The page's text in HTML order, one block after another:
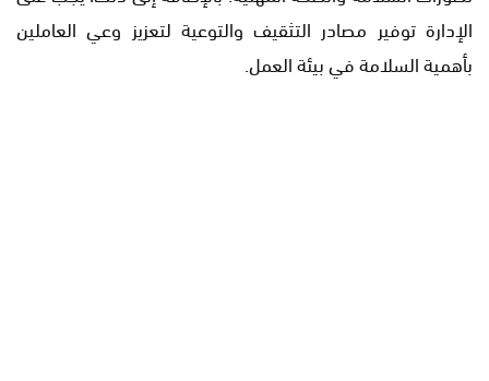
الإدارة توفير مصادر التثقيف والتوعية لتعزيز وعي العاملين
بأهمية السلامة في بيئة العمل.